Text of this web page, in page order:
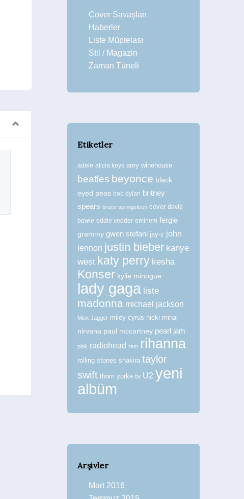
54. Grammy Adayları Açıklandı
Cover Savaşları
Haberler
Liste Müptelası
Stil / Magazin
Zaman Tüneli
Etiketler
adele alicia keys amy winehouse
beatles beyonce black
eyed peas bob dylan britney
spears bruce springsteen cover david
bowie eddie vedder eminem fergie
grammy gwen stefani jay-z john
lennon justin bieber kanye
west katy perry kesha
Konser kylie minogue
lady gaga liste
madonna michael jackson
Mick Jagger miley cyrus nicki minaj
nirvana paul mccartney pearl jam
pink radiohead rem rihanna
rolling stones shakira taylor
swift thom yorke tv U2 yeni
albüm
Arşivler
Mart 2016